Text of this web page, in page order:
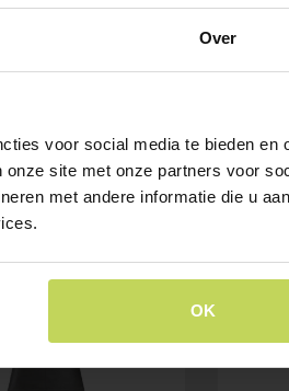
Over
voor social media te bieden en
site met onze partners voor
met andere informatie die u
OK